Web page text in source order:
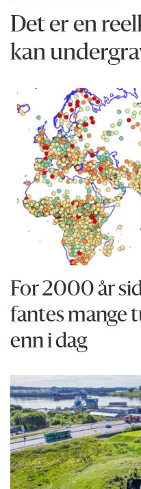
Det er en
kan
For 2000 år
fantes mange
enn i dag